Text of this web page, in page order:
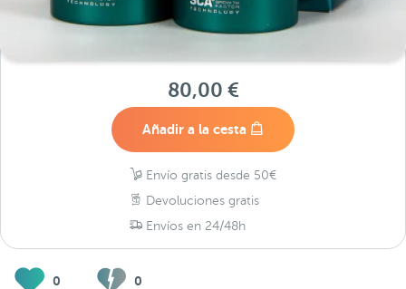
80,00 €
Añadir a la cesta
Envío gratis desde 50€
Devoluciones gratis
Envíos en 24/48h
0 0